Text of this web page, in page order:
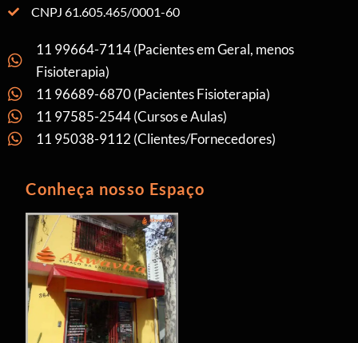
CNPJ 61.605.465/0001-60
11 99664-7114 (Pacientes em Geral, menos
Fisioterapia)
11 96689-6870 (Pacientes Fisioterapia)
11 97585-2544 (Cursos e Aulas)
11 95038-9112 (Clientes/Fornecedores)
Conheça nosso Espaço